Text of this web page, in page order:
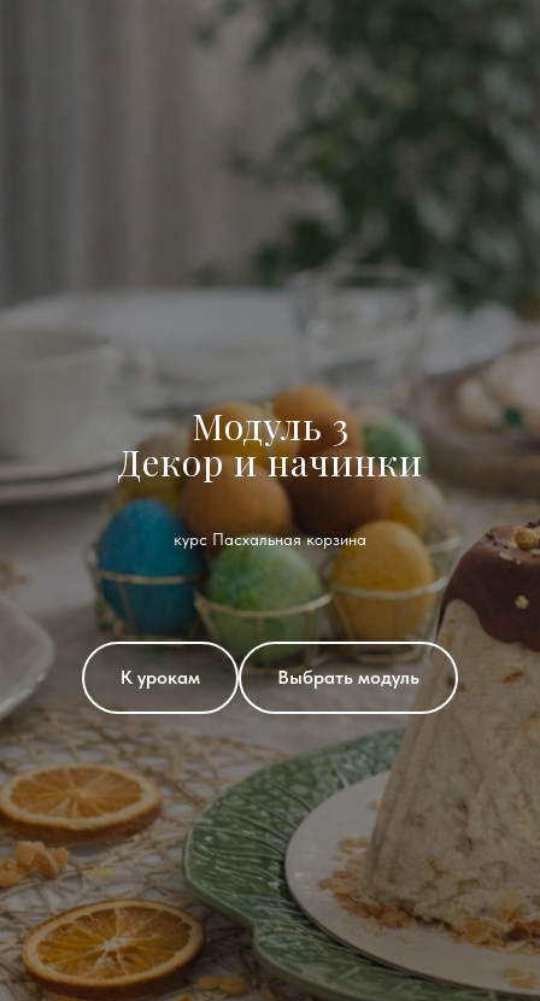
Модуль 3
Декор и начинки
курс Пасхальная корзина
К урокам Выбрать модуль